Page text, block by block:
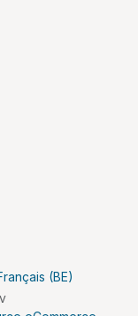
(BE)